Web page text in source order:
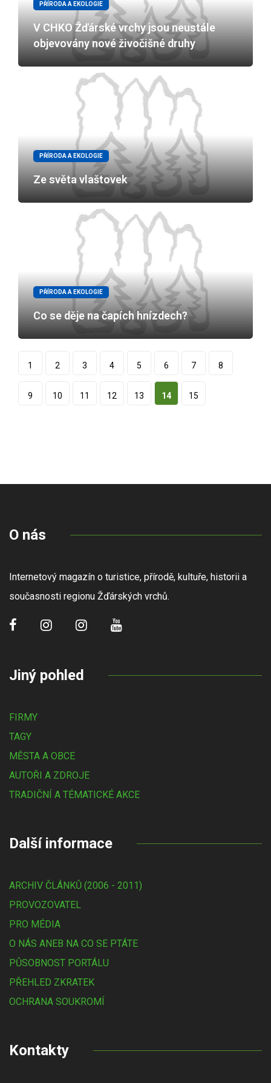
PŘÍRODA A EKOLOGIE
V CHKO Žďárské vrchy jsou neustále
objevovány nové živočišné druhy
PŘÍRODA A EKOLOGIE
Ze světa vlaštovek
PŘÍRODA A EKOLOGIE
Co se děje na čapích hnízdech?
1 2 3 4 5 6 7 8
9 10 11 12 13 14 15
O nás
Internetový magazín o turistice, přírodě, kultuře, historii a
současnosti regionu Žďárských vrchů.
Jiný pohled
FIRMY
TAGY
MĚSTA A OBCE
AUTOŘI A ZDROJE
TRADIČNÍ A TÉMATICKÉ AKCE
Další informace
ARCHIV ČLÁNKŮ (2006 - 2011)
PROVOZOVATEL
PRO MÉDIA
O NÁS ANEB NA CO SE PTÁTE
PŮSOBNOST PORTÁLU
PŘEHLED ZKRATEK
OCHRANA SOUKROMÍ
Kontakty